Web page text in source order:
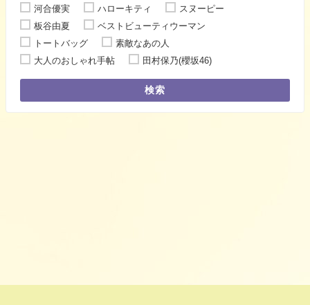
河合優実
ハローキティ
スヌーピー
板谷由夏
ベストビューティウーマン
トートバッグ
素敵なあの人
大人のおしゃれ手帖
田村保乃(櫻坂46)
検索